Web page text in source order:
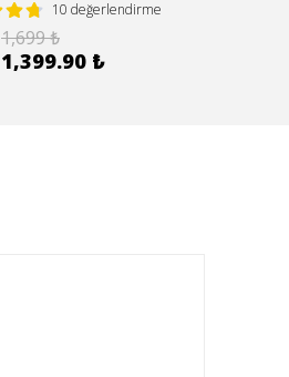
10 değerlendirme
1,699 ₺
1,399.90 ₺